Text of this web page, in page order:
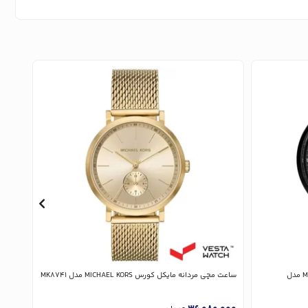
ساعت مچی مردانه مایکل کورس MICHAEL KORS مدل
ساعت مچی مردانه مایکل کورس MICHAEL KORS مدل MK8741